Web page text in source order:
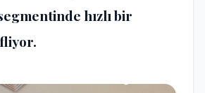
hızlı bir